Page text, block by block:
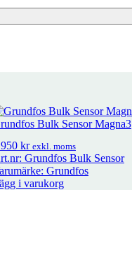
Bulk Sensor Magna3
kr exkl. moms
Grundfos Bulk Sensor
Grundfos
i varukorg